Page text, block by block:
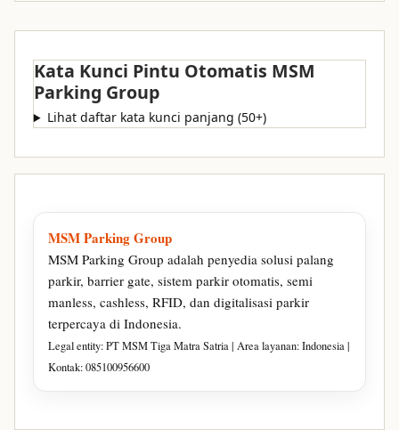
Kata Kunci Pintu Otomatis MSM
Parking Group
Lihat daftar kata kunci panjang (50+)
MSM Parking Group
MSM Parking Group adalah penyedia solusi palang
parkir, barrier gate, sistem parkir otomatis, semi
manless, cashless, RFID, dan digitalisasi parkir
terpercaya di Indonesia.
Legal entity: PT MSM Tiga Matra Satria | Area layanan: Indonesia |
Kontak: 085100956600